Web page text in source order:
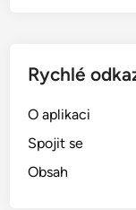
Rychlé
O aplikaci
Spojit se
Obsah